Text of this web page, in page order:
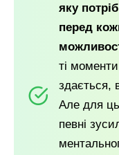
яку
перед
ті моменти
здається,
Але для
певні